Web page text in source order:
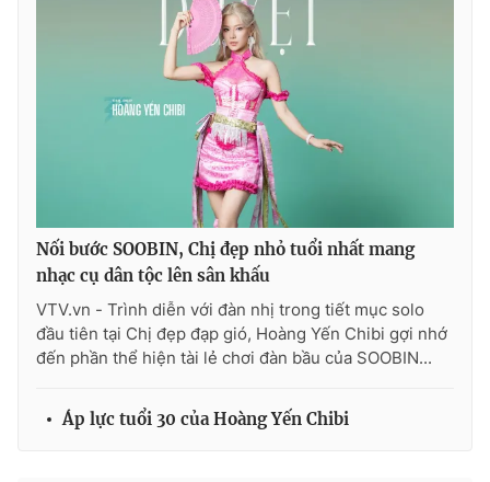
Nối bước SOOBIN, Chị đẹp nhỏ tuổi nhất mang
nhạc cụ dân tộc lên sân khấu
VTV.vn - Trình diễn với đàn nhị trong tiết mục solo
đầu tiên tại Chị đẹp đạp gió, Hoàng Yến Chibi gợi nhớ
đến phần thể hiện tài lẻ chơi đàn bầu của SOOBIN...
Áp lực tuổi 30 của Hoàng Yến Chibi